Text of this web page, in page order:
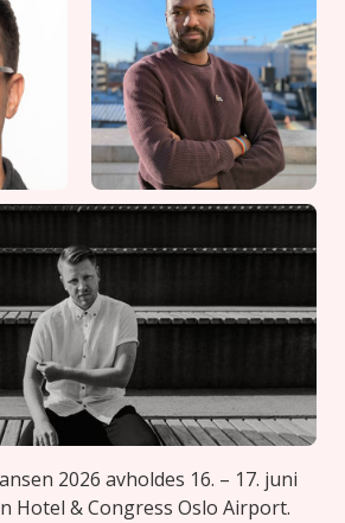
2026 avholdes 16. – 17. juni
Hotel & Congress Oslo Airport.